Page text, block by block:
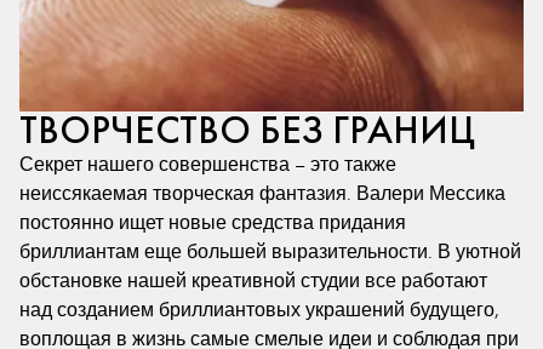
ТВОРЧЕСТВО БЕЗ ГРАНИЦ
Секрет нашего совершенства – это также
неиссякаемая творческая фантазия. Валери Мессика
постоянно ищет новые средства придания
бриллиантам еще большей выразительности. В уютной
обстановке нашей креативной студии все работают
над созданием бриллиантовых украшений будущего,
воплощая в жизнь самые смелые идеи и соблюдая при